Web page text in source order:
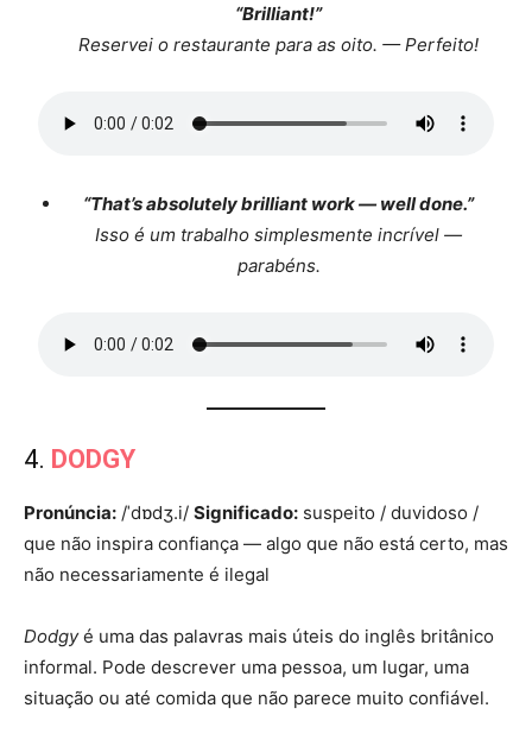
“Brilliant!”
Reservei o restaurante para as oito. — Perfeito!
“That’s absolutely brilliant work — well done.”
Isso é um trabalho simplesmente incrível —
parabéns.
4. DODGY
Pronúncia: /ˈdɒdʒ.i/ Significado: suspeito / duvidoso /
que não inspira confiança — algo que não está certo, mas
não necessariamente é ilegal
Dodgyé uma das palavras mais úteis do inglês britânico
informal. Pode descrever uma pessoa, um lugar, uma
situação ou até comida que não parece muito confiável.